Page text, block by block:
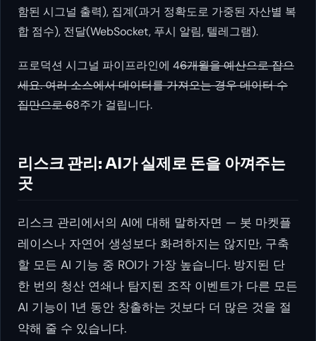
함된 시그널 출력), 집계(과거 정확도로 가중된 자산별 복
합 점수), 전달(WebSocket, 푸시 알림, 텔레그램).
프로덕션 시그널 파이프라인에 46개월을 예산으로 잡으
세요. 여러 소스에서 데이터를 가져오는 경우 데이터 수
집만으로 68주가 걸립니다.
리스크 관리: AI가 실제로 돈을 아껴주는
곳
리스크 관리에서의 AI에 대해 말하자면 — 봇 마켓플
레이스나 자연어 생성보다 화려하지는 않지만, 구축
할 모든 AI 기능 중 ROI가 가장 높습니다. 방지된 단
한 번의 청산 연쇄나 탐지된 조작 이벤트가 다른 모든
AI 기능이 1년 동안 창출하는 것보다 더 많은 것을 절
약해 줄 수 있습니다.